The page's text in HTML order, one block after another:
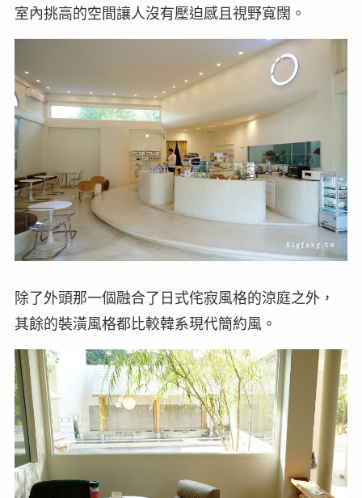
室內挑高的空間讓人沒有壓迫感且視野寬闊。
除了外頭那一個融合了日式侘寂風格的涼庭之外，
其餘的裝潢風格都比較韓系現代簡約風。